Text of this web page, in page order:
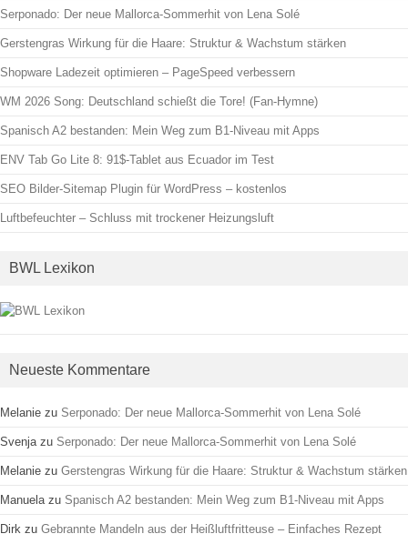
Serponado: Der neue Mallorca-Sommerhit von Lena Solé
Gerstengras Wirkung für die Haare: Struktur & Wachstum stärken
Shopware Ladezeit optimieren – PageSpeed verbessern
WM 2026 Song: Deutschland schießt die Tore! (Fan-Hymne)
Spanisch A2 bestanden: Mein Weg zum B1-Niveau mit Apps
ENV Tab Go Lite 8: 91$-Tablet aus Ecuador im Test
SEO Bilder-Sitemap Plugin für WordPress – kostenlos
Luftbefeuchter – Schluss mit trockener Heizungsluft
BWL Lexikon
Neueste Kommentare
Melanie zu Serponado: Der neue Mallorca-Sommerhit von Lena Solé
Svenja zu Serponado: Der neue Mallorca-Sommerhit von Lena Solé
Melanie zu Gerstengras Wirkung für die Haare: Struktur & Wachstum stärken
Manuela zu Spanisch A2 bestanden: Mein Weg zum B1-Niveau mit Apps
Dirk zu Gebrannte Mandeln aus der Heißluftfritteuse – Einfaches Rezept